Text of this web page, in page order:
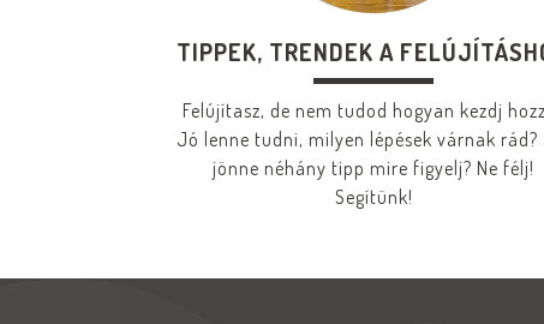
TIPPEK, TRENDEK A
Felújítasz, de nem tudod hogyan kezdj
Jó lenne tudni, milyen lépések várnak rád?
jönne néhány tipp mire figyelj? Ne félj!
Segítünk!